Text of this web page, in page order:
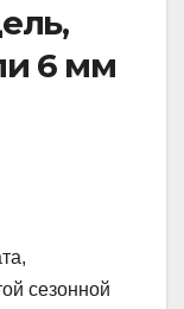
6 мм
сезонной